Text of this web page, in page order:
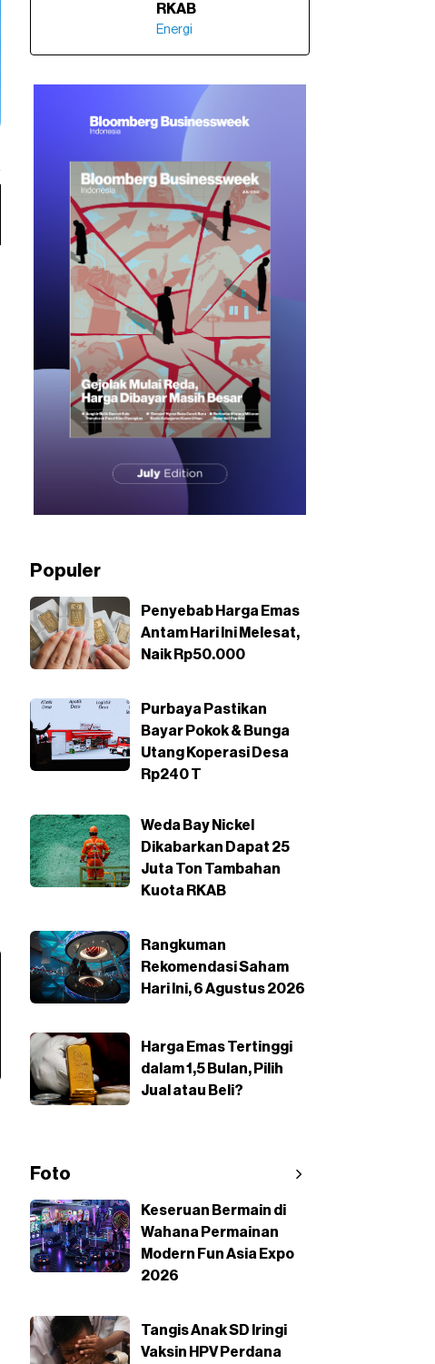
RKAB
Energi
Populer
Penyebab Harga Emas
Antam Hari Ini Melesat,
Naik Rp50.000
Purbaya Pastikan
Bayar Pokok & Bunga
Utang Koperasi Desa
Rp240 T
Weda Bay Nickel
Dikabarkan Dapat 25
Juta Ton Tambahan
Kuota RKAB
Rangkuman
Rekomendasi Saham
Hari Ini, 6 Agustus 2026
Harga Emas Tertinggi
dalam 1,5 Bulan, Pilih
Jual atau Beli?
Foto
Keseruan Bermain di
Wahana Permainan
Modern Fun Asia Expo
2026
Tangis Anak SD Iringi
Vaksin HPV Perdana